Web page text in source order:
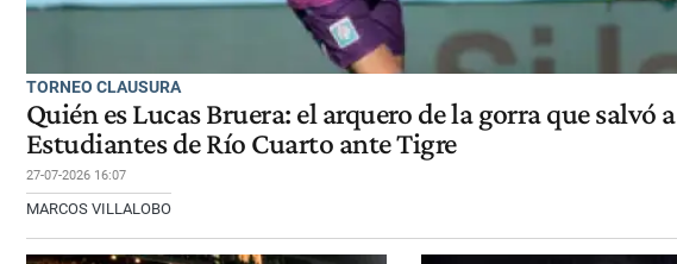
TORNEO CLAUSURA
Quién es Lucas Bruera: el arquero de la gorra que salvó a
Estudiantes de Río Cuarto ante Tigre
27-07-2026 16:07
MARCOS VILLALOBO